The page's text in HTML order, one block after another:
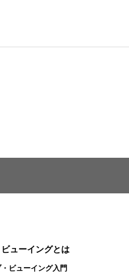
ューイングとは
ビューイング入門